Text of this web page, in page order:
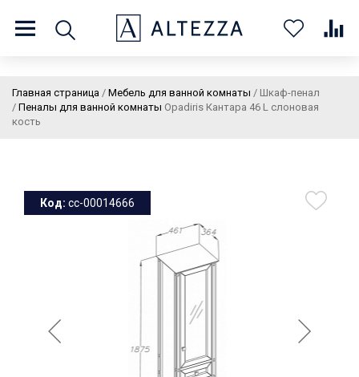
8 (800) 201 60 03 9:00 - 21:00 ПН-ВС
Главная страница / Мебель для ванной комнаты
/ Пеналы для ванной комнаты
/ Шкаф-пенал
Opadiris Кантара 46 L слоновая
кость
Код: cc-00014666